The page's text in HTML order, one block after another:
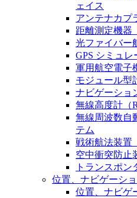
ェイス
アンテナカプ
距離測定機器
光ファイバー
GPS シミュレ
軍用航空電子
モジュール型
ナビゲーショ
無線高度計（
無線周波数自
テム
戦術航法装置
空中衝突防止
トランスポ
位置、ナビゲーシ
位置、ナビゲ